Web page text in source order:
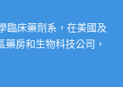
臨床藥劑系，在美國及
房和生物科技公司，